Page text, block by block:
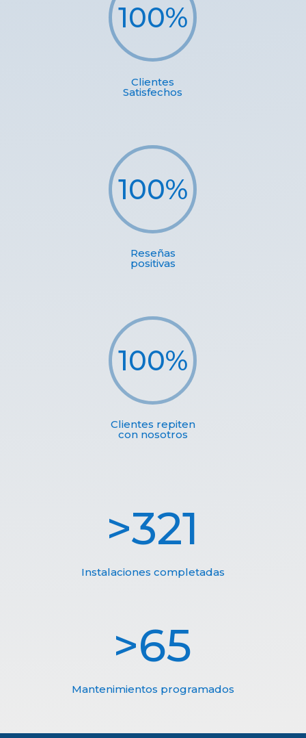
100%
Clientes
Satisfechos
100%
Reseñas
positivas
100%
Clientes repiten
con nosotros
321
Instalaciones completadas
65
Mantenimientos programados